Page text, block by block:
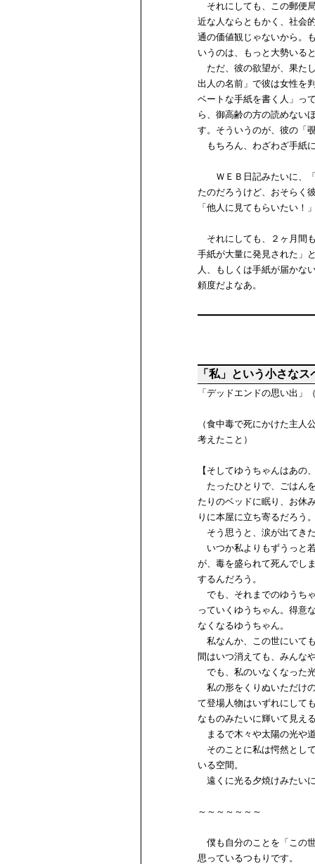
それにしても、この郵便
近な人ならともかく、社会
通の価値観じゃないから。
いうのは、もっと大勢いる
ただ、彼の欲望が、果た
出人の名前」で彼は女性を
ベートな手紙を書く人」っ
ら、御高齢の方の読めない
す。そういうのが、彼の「
もちろん、わざわざ手紙
ＷＥＢ日記みたいに、「
たのだろうけど、おそらく
「他人に見てもらいたい！
それにしても、２ヶ月間
手紙が大量に発見された」
人、もしくは手紙が届かな
頼度だよなあ。
「私」という小さなス
「デッドエンドの思い出」
（食中毒で死にかけた主
考えたこと）
【そしてゆうちゃんはあの
たったひとりで、ごはん
たりのベッドに眠り、お休
りに本屋に立ち寄るだろう
そう思うと、涙が出てき
いつか私よりもずうっと
が、毒を盛られて死んでし
するんだろう。
でも、それまでのゆうち
っていくゆうちゃん。得意
なくなるゆうちゃん。
私なんか、この世にいて
間はいつ消えても、みんな
でも、私のいなくなった
私の形をくりぬいただけ
て登場人物はいずれにして
なものみたいに輝いて見え
まるで木々や太陽の光や
そのことに私は愕然とし
いる空間。
遠くに光る夕焼けみたい
～～～～～～～
僕も自分のことを「この
思っているつもりです。